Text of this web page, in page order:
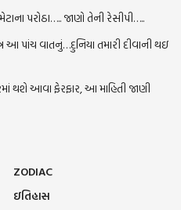
પરોઠા….. જાણો તેની રેસીપી…..
આ પાંચ વાતનું…દુનિયા તમારી દીવાની થઇ
થશે આવા ફેરફાર, આ માહિતી જાણી
ZODIAC
ઇતિહાસ